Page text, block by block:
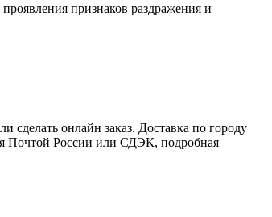
признаков раздражения и
онлайн заказ. Доставка по городу
Почтой России или СДЭК, подробная